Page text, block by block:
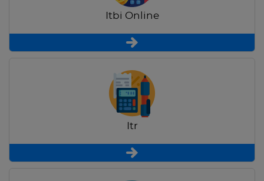
Itbi Online
Itr